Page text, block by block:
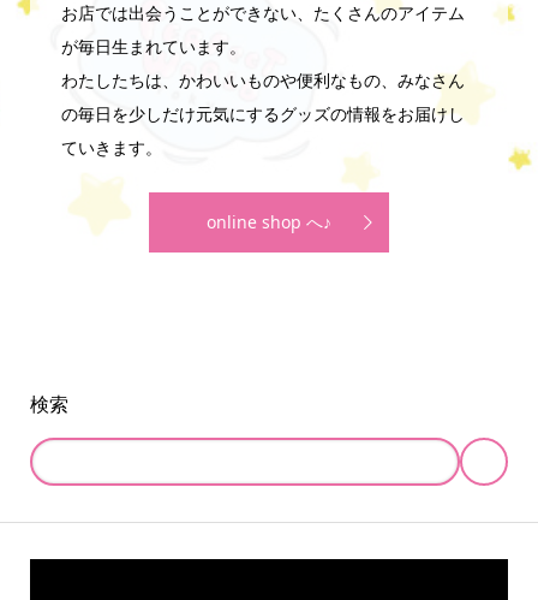
お店では出会うことができない、たくさんのアイテム
が毎日生まれています。
わたしたちは、かわいいものや便利なもの、みなさん
の毎日を少しだけ元気にするグッズの情報をお届けし
ていきます。
online shop へ♪
検索